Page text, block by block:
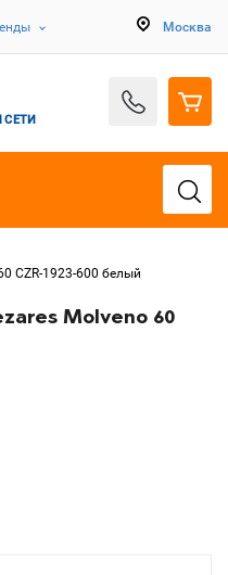
Москва
СЕТИ
CZR-1923-600 белый
Molveno 60